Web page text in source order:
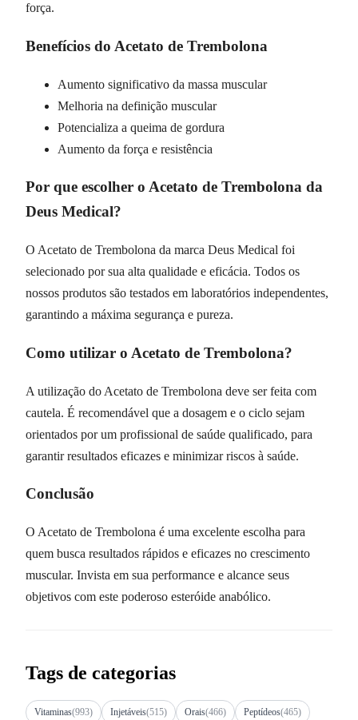
força.
Benefícios do Acetato de Trembolona
Aumento significativo da massa muscular
Melhoria na definição muscular
Potencializa a queima de gordura
Aumento da força e resistência
Por que escolher o Acetato de Trembolona da
Deus Medical?
O Acetato de Trembolona da marca Deus Medical foi
selecionado por sua alta qualidade e eficácia. Todos os
nossos produtos são testados em laboratórios independentes,
garantindo a máxima segurança e pureza.
Como utilizar o Acetato de Trembolona?
A utilização do Acetato de Trembolona deve ser feita com
cautela. É recomendável que a dosagem e o ciclo sejam
orientados por um profissional de saúde qualificado, para
garantir resultados eficazes e minimizar riscos à saúde.
Conclusão
O Acetato de Trembolona é uma excelente escolha para
quem busca resultados rápidos e eficazes no crescimento
muscular. Invista em sua performance e alcance seus
objetivos com este poderoso esteróide anabólico.
Tags de categorias
Vitaminas(993) Injetáveis(515) Orais(466) Peptídeos(465)